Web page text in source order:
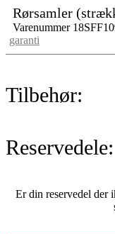
Rørsamler
Varenummer
garanti
Tilbehør:
Reservedele:
Er din reservedel der